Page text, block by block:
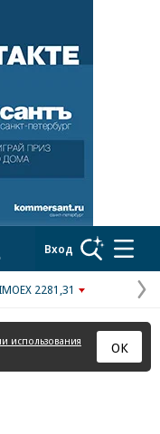
ad
Вход
2281,31
использования
ОК